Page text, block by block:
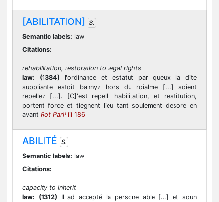
[ABILITATION]
S.
Semantic labels: law
Citations:
rehabilitation, restoration to legal rights
law:
(1384) l'ordinance et estatut par queux la dite
suppliante estoit bannyz hors du roialme [...] soient
repellez [...]. [C]'est repell, habilitation, et restitution,
portent force et tiegnent lieu tant soulement desore en
avant Rot Parl1 iii 186
ABILITÉ S.
Semantic labels: law
Citations:
capacity to inherit
law:
(1312) Il ad accepté la persone able […] et soun